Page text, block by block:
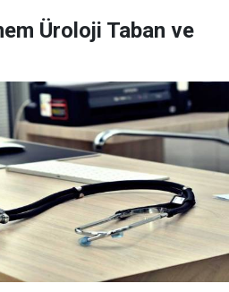
Üroloji Taban ve